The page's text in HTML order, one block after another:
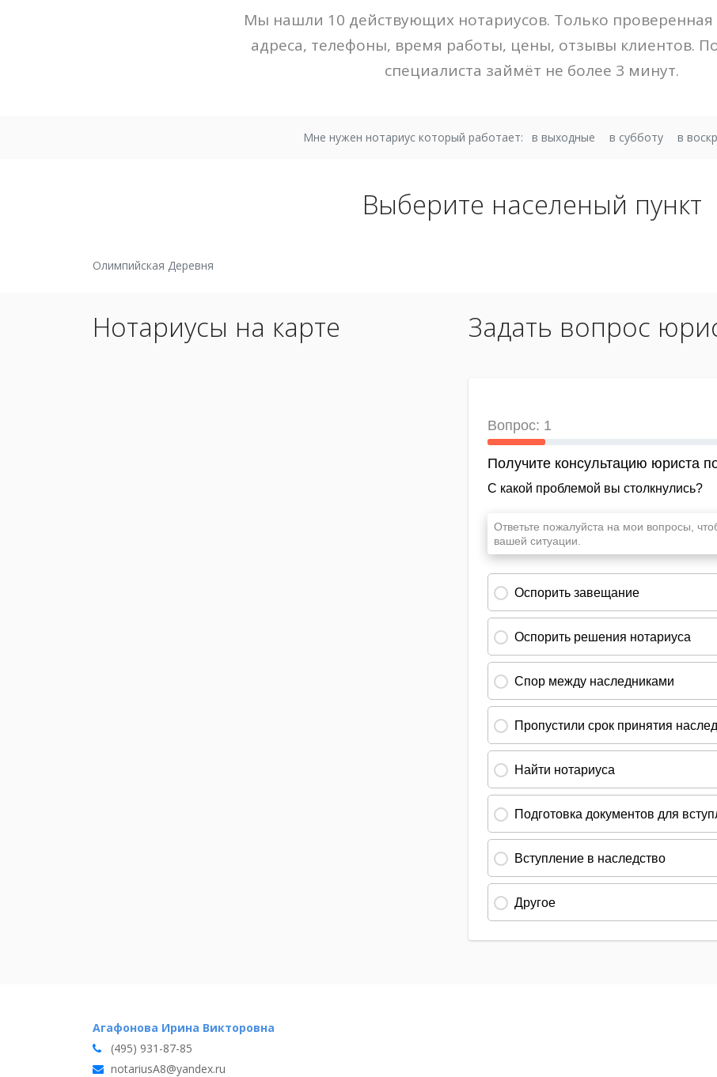
Мы нашли 10 действующих нотариусов. Только проверенная
адреса, телефоны, время работы, цены, отзывы клиентов.
специалиста займёт не более 3 минут.
Мне нужен нотариус который работает: в выходные в субботу в
Выберите населеный пункт
Олимпийская Деревня
Нотариусы на карте Задать вопрос
Агафонова Ирина Викторовна
(495) 931-87-85
notariusA8@yandex.ru